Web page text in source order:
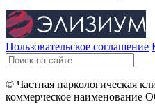
Пользовательское соглашение
© Частная наркологическая
коммерческое